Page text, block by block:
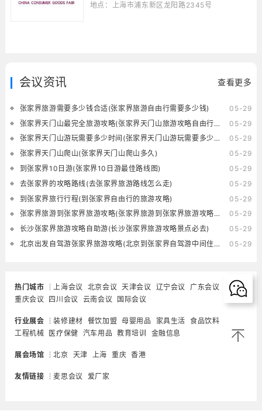
地点：上海市浦东新区龙阳路2345号
会议资讯 查看更多
张家界旅游需要多少钱合适(张家界旅游自由行需要多少钱)
05-29
张家界天门山最完全旅游攻略(张家界天门山旅游攻略自由行三天)
05-29
张家界天门山游玩需要多少时间(张家界天门山游玩需要多少时间的核酸)
05-29
张家界天门山爬山(张家界天门山爬山多久)
05-29
到张家界10日游(张家界10日游最佳路线图)
05-29
去张家界的攻略路线(去张家界旅游路线怎么走)
05-29
到张家界旅行行程(到张家界自由行的旅游攻略)
05-29
张家界旅游到张家界旅游攻略(张家界旅游到张家界旅游攻略一日游)
05-29
长沙张家界旅游攻略自助游(长沙张家界旅游攻略景点必去)
05-29
北京出发自驾游张家界旅游攻略(北京到张家界自驾游中间住在哪里好)
05-29
热门城市 上海会议 北京会议 天津会议 辽宁会议
广东会议
重庆会议
四川会议 云南会议 国际会议
行业展会 装修建材 餐饮加盟 母婴用品 家具生活 食品饮料
工程机械
医疗保健 汽车用品 教育培训 金融信息
展会场馆 北京 天津 上海 重庆 香港
友情链接 麦思会议 爱厂家